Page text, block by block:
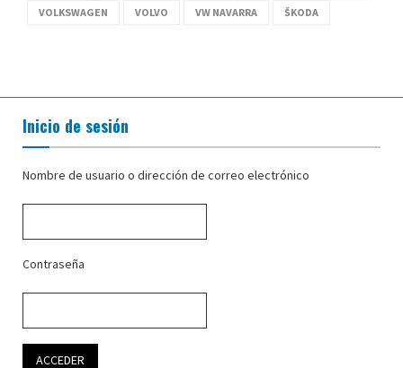
VOLKSWAGEN VOLVO VW NAVARRA ŠKODA
Inicio de sesión
Nombre de usuario o dirección de correo electrónico
Contraseña